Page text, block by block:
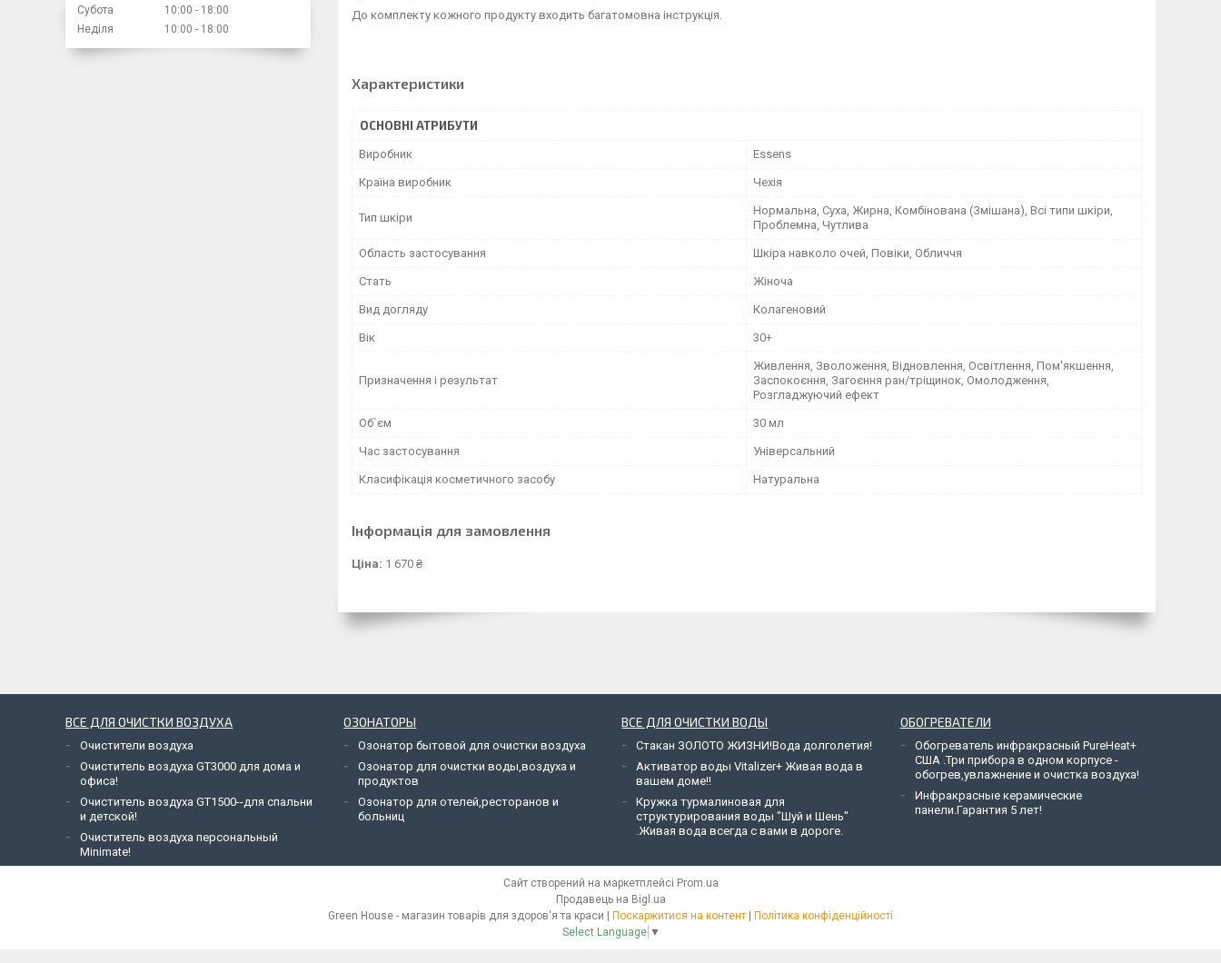
До комплекту кожного продукту входить багатомовна інструкція.
Характеристики
ОСНОВНІ АТРИБУТИ
Виробник Essens
Країна виробник Чехія
Тип шкіри
Нормальна, Суха, Жирна, Комбінована (Змішана), Всі типи шкіри,
Проблемна, Чутлива
Область застосування Шкіра навколо очей, Повіки, Обличчя
Стать Жіноча
Вид догляду Колагеновий
Вік 30+
Призначення і результат
Живлення, Зволоження, Відновлення, Освітлення, Пом'якшення,
Заспокоєння, Загоєння ран/тріщинок, Омолодження,
Розгладжуючий ефект
Об`єм 30 мл
Час застосування Універсальний
Класифікація косметичного засобу Натуральна
Інформація для замовлення
Ціна: 1 670 ₴
Субота
10:00
18:00
Неділя
10:00 18:00
ВСЕ ДЛЯ ОЧИСТКИ ВОЗДУХА
Очистители воздуха
Очиститель воздуха GT3000 для дома и
офиса!
Очиститель воздуха GT1500--для спальни
и детской!
Очиститель воздуха персональный
Minimate!
ОЗОНАТОРЫ
Озонатор бытовой для очистки воздуха
Озонатор для очистки воды,воздуха и
продуктов
Озонатор для отелей,ресторанов и
больниц
ВСЕ ДЛЯ ОЧИСТКИ ВОДЫ
Стакан ЗОЛОТО ЖИЗНИ!Вода долголетия!
Активатор воды Vitalizer+ Живая вода в
вашем доме!!
Кружка турмалиновая для
структурирования воды "Шуй и Шень"
.Живая вода всегда с вами в дороге.
ОБОГРЕВАТЕЛИ
Обогреватель инфракрасный PureHeat+
США .Три прибора в одном корпусе -
обогрев,увлажнение и очистка воздуха!
Инфракрасные керамические
панели.Гарантия 5 лет!
Сайт створений на маркетплейсі Prom.ua
Продавець на Bigl.ua
Green House - магазин товарів для здоров'я та краси | Поскаржитися на контент | Політика конфіденційності
Select Language ▼